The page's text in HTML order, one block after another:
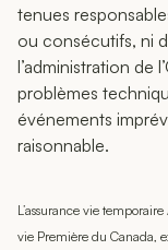
tenues
ou consécutifs, ni
l’administration de
problèmes
événements
raisonnable.
L’assurance vie
vie Première du Canada,